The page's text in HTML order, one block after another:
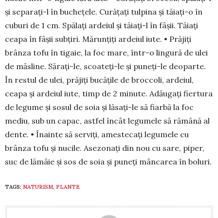
și separați-l în buchețele. Curățați tulpina și tăiați-o în
cuburi de 1 cm. Spălați ardeiul și tăiați-l în fâșii. Tăiați
cea­pa în fâșii subțiri. Mărunțiți ardeiul iute. • Pră­jiți
brânza tofu în tigaie, la foc mare, într-o lingură de ulei
de măsline. Sărați-le, scoateți-le și puneți-le deoparte.
În restul de ulei, prăjiți bucățile de broccoli, ardeiul,
ceapa și ardeiul iute, timp de 2 mi­nute. Adăugați fiertura
de legume și sosul de soia și lăsați-le să fiarbă la foc
mediu, sub un ca­pac, astfel încât legumele să rămână al
dente. • Îna­inte să serviți, amestecați legumele cu
brânza tofu și nucile. Asezonați din nou cu sare, piper,
suc de lămâie și sos de soia și puneți mâncarea în bo­luri.
TAGS: NATURISM, PLANTE